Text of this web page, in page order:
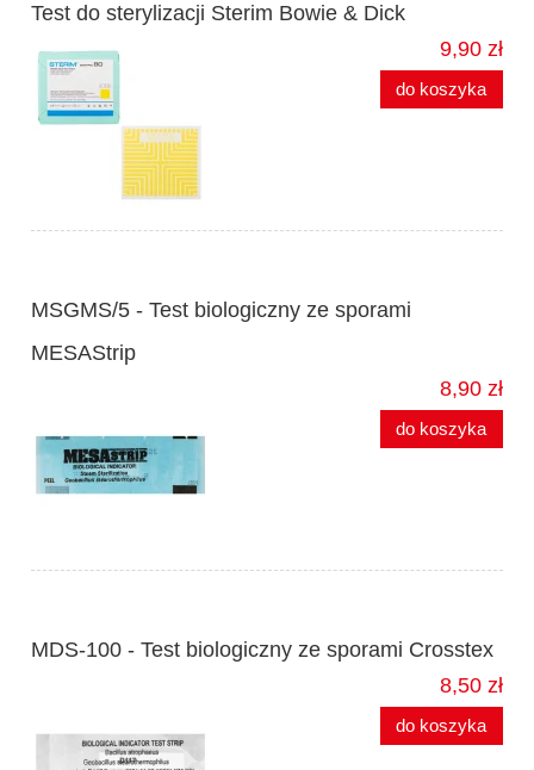
Test do sterylizacji Sterim Bowie & Dick
9,90 zł
do koszyka
MSGMS/5 - Test biologiczny ze sporami
MESAStrip
8,90 zł
do koszyka
MDS-100 - Test biologiczny ze sporami Crosstex
8,50 zł
do koszyka